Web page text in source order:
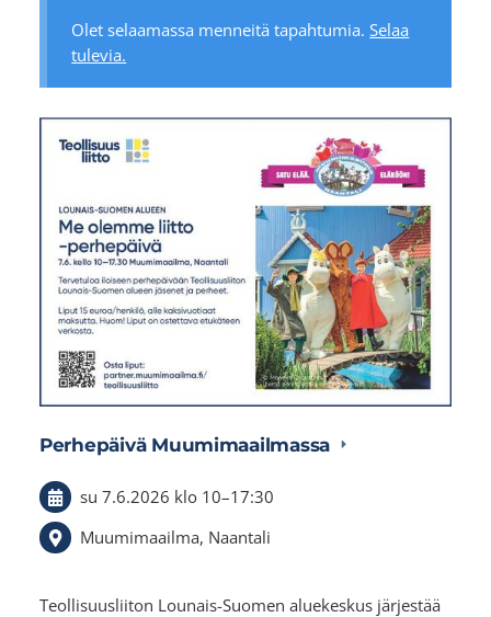
Olet selaamassa menneitä tapahtumia.Selaa
tulevia.
Perhepäivä Muumimaailmassa
su 7.6.2026 klo 10–17:30
Muumimaailma, Naantali
Teollisuusliiton Lounais-Suomen aluekeskus järjestää